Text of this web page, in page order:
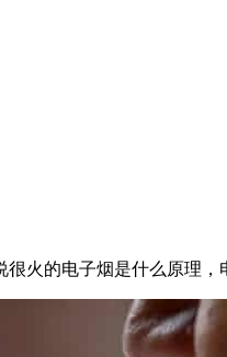
火的电子烟是什么原理